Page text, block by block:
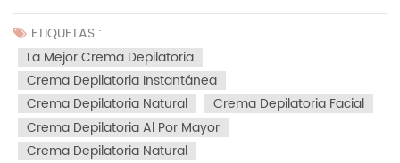
ETIQUETAS :
La Mejor Crema Depilatoria
Crema Depilatoria Instantánea
Crema Depilatoria Natural
Crema Depilatoria Facial
Crema Depilatoria Al Por Mayor
Crema Depilatoria Natural